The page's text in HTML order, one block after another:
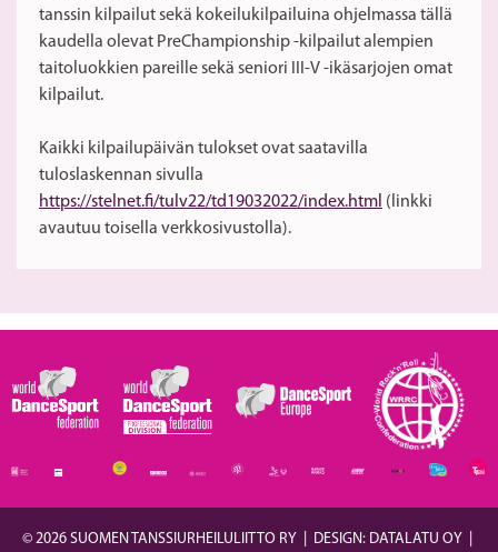
tanssin kilpailut sekä kokeilukilpailuina ohjelmassa tällä
kaudella olevat PreChampionship -kilpailut alempien
taitoluokkien pareille sekä seniori III-V -ikäsarjojen omat
kilpailut.
Kaikki kilpailupäivän tulokset ovat saatavilla
tuloslaskennan sivulla
https://stelnet.fi/tulv22/td19032022/index.html (linkki
avautuu toisella verkkosivustolla).
© 2026 SUOMEN TANSSIURHEILULIITTO RY DESIGN: DATALATU OY